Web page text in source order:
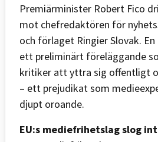
Premiärminister Robert Fico
mot chefredaktören för
och förlaget Ringier Slovak.
ett preliminärt föreläggande
kritiker att yttra sig offentligt
– ett prejudikat som
djupt oroande.
EU:s mediefrihetslag slog